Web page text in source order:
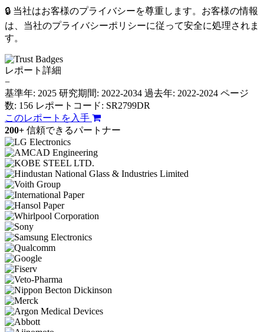
🔒 当社はお客様のプライバシーを尊重します。お客様の情報
は、当社のプライバシーポリシーに従って安全に処理されま
す。
レポート詳細
−
基準年: 2025 研究期間: 2022-2034 過去年: 2022-2024 ページ
数: 156 レポートコード: SR2799DR
このレポートを入手
200+ 信頼できるパートナー